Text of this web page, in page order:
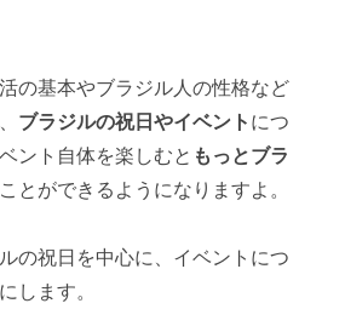
の基本やブラジル人の性格など
ブラジルの祝日やイベント につ
ント自体を楽しむと もっとブラ
ことができるようになりますよ。
の祝日を中心に、イベントにつ
します。